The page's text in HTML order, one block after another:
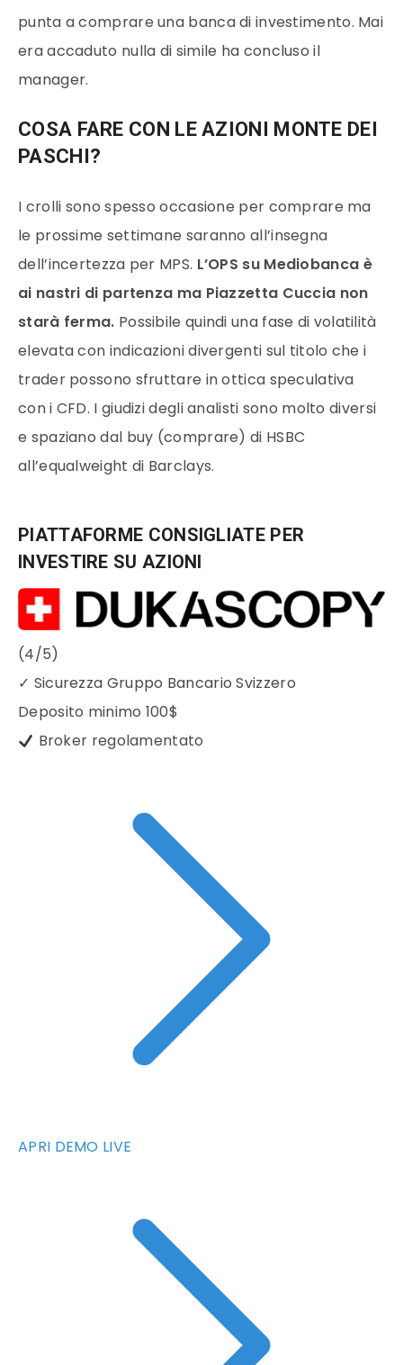
punta a comprare una banca di investimento. Mai
era accaduto nulla di simile ha concluso il
manager.
COSA FARE CON LE AZIONI MONTE DEI
PASCHI?
I crolli sono spesso occasione per comprare ma
le prossime settimane saranno all’insegna
dell’incertezza per MPS. L’OPS su Mediobanca è
ai nastri di partenza ma Piazzetta Cuccia non
starà ferma. Possibile quindi una fase di volatilità
elevata con indicazioni divergenti sul titolo che i
trader possono sfruttare in ottica speculativa
con i CFD. I giudizi degli analisti sono molto diversi
e spaziano dal buy (comprare) di HSBC
all’equalweight di Barclays.
PIATTAFORME CONSIGLIATE PER
INVESTIRE SU AZIONI
(4/5)
✓ Sicurezza Gruppo Bancario Svizzero
Deposito minimo 100$
Broker regolamentato
APRI DEMO LIVE